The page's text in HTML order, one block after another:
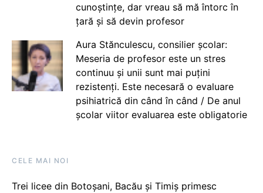
cunoștințe, dar vreau să mă întorc în
țară și să devin profesor
Aura Stănculescu, consilier școlar:
Meseria de profesor este un stres
continuu și unii sunt mai puțini
rezistenți. Este necesară o evaluare
psihiatrică din când în când / De anul
școlar viitor evaluarea este obligatorie
CELE MAI NOI
Trei licee din Botoșani, Bacău și Timiș primesc